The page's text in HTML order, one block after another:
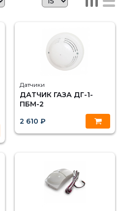
Датчики
ДАТЧИК ГАЗА ДГ-1-
ПБМ-2
2 610 ₽